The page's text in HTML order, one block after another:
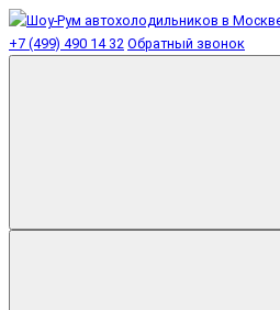
+7 (499) 490 14 32 Обратный звонок